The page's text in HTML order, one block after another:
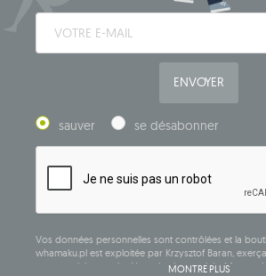
ENVOYER
sauver se désabonner
Vos données personnelles sont contrôlées et la
whamaku.pl est exploitée par Krzysztof Baran,
commerciale sous la dénomination sociale: Mouton
MONTRE PLUS